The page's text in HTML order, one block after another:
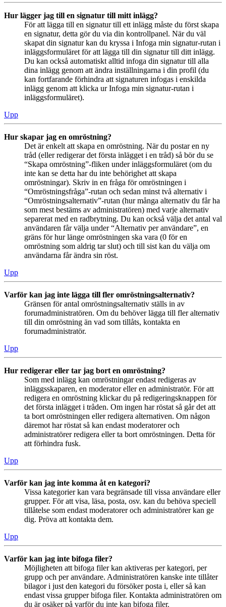
Hur lägger jag till en signatur till mitt inlägg?
För att lägga till en signatur till ett inlägg måste du först skapa
en signatur, detta gör du via din kontrollpanel. När du väl
skapat din signatur kan du kryssa i Infoga min signatur-rutan i
inläggsformuläret för att lägga till din signatur till ditt inlägg.
Du kan också automatiskt alltid infoga din signatur till alla
dina inlägg genom att ändra inställningarna i din profil (du
kan fortfarande förhindra att signaturen infogas i enskilda
inlägg genom att klicka ur Infoga min signatur-rutan i
inläggsformuläret).
Upp
Hur skapar jag en omröstning?
Det är enkelt att skapa en omröstning. När du postar en ny
tråd (eller redigerar det första inlägget i en tråd) så bör du se
“Skapa omröstning”-fliken under inläggsformuläret (om du
inte kan se detta har du inte behörighet att skapa
omröstningar). Skriv in en fråga för omröstningen i
“Omröstningsfråga”-rutan och sedan minst två alternativ i
“Omröstningsalternativ”-rutan (hur många alternativ du får ha
som mest bestäms av administratören) med varje alternativ
separerat med en radbrytning. Du kan också välja det antal val
användaren får välja under “Alternativ per användare”, en
gräns för hur länge omröstningen ska vara (0 för en
omröstning som aldrig tar slut) och till sist kan du välja om
användarna får ändra sin röst.
Upp
Varför kan jag inte lägga till fler omröstningsalternativ?
Gränsen för antal omröstningsalternativ ställs in av
forumadministratören. Om du behöver lägga till fler alternativ
till din omröstning än vad som tillåts, kontakta en
forumadministratör.
Upp
Hur redigerar eller tar jag bort en omröstning?
Som med inlägg kan omröstningar endast redigeras av
inläggsskaparen, en moderator eller en administratör. För att
redigera en omröstning klickar du på redigeringsknappen för
det första inlägget i tråden. Om ingen har röstat så går det att
ta bort omröstningen eller redigera alternativen. Om någon
däremot har röstat så kan endast moderatorer och
administratörer redigera eller ta bort omröstningen. Detta för
att förhindra fusk.
Upp
Varför kan jag inte komma åt en kategori?
Vissa kategorier kan vara begränsade till vissa användare eller
grupper. För att visa, läsa, posta, osv. kan du behöva speciell
tillåtelse som endast moderatorer och administratörer kan ge
dig. Pröva att kontakta dem.
Upp
Varför kan jag inte bifoga filer?
Möjligheten att bifoga filer kan aktiveras per kategori, per
grupp och per användare. Administratören kanske inte tillåter
bilagor i just den kategori du försöker posta i, eller så kan
endast vissa grupper bifoga filer. Kontakta administratören om
du är osäker på varför du inte kan bifoga filer.